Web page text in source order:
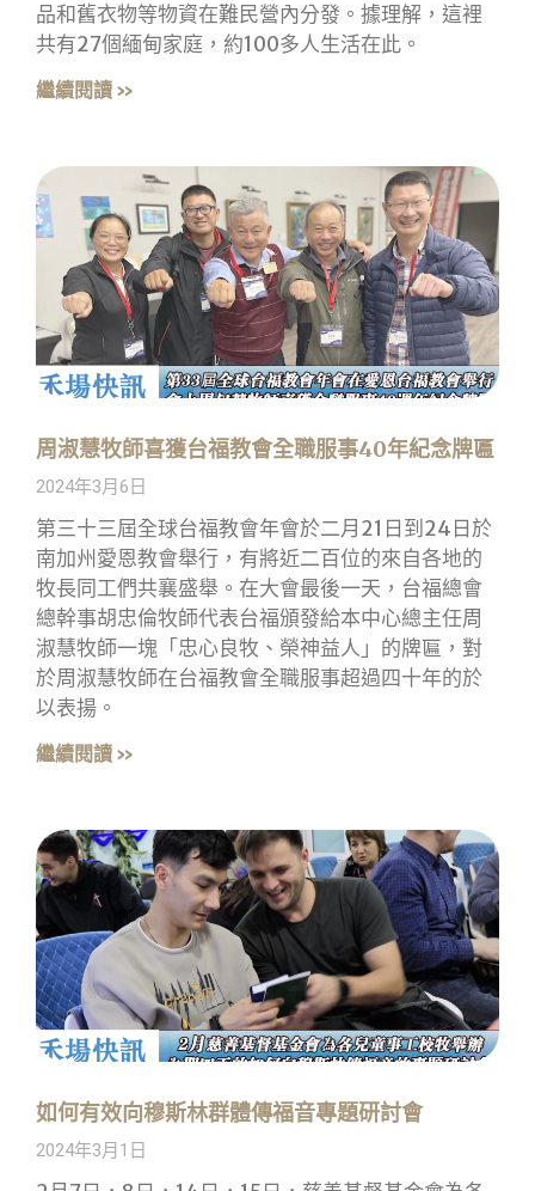
品和舊衣物等物資在難民營內分發。據理解，這裡
共有27個緬甸家庭，約100多人生活在此。
繼續閱讀 »
周淑慧牧師喜獲台福教會全職服事40年紀念牌匾
2024年3月6日
第三十三屆全球台福教會年會於二月21日到24日於
南加州愛恩教會舉行，有將近二百位的來自各地的
牧長同工們共襄盛舉。在大會最後一天，台福總會
總幹事胡忠倫牧師代表台福頒發給本中心總主任周
淑慧牧師一塊「忠心良牧、榮神益人」的牌匾，對
於周淑慧牧師在台福教會全職服事超過四十年的於
以表揚。
繼續閱讀 »
如何有效向穆斯林群體傳福音專題研討會
2024年3月1日